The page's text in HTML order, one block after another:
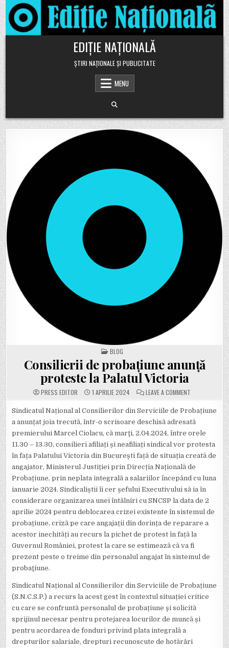
Skip to content
EDIȚIE NAȚIONALĂ
ȘTIRI NAȚIONALE ȘI PUBLICITATE
MENU
POSTED IN
BLOG
Consilierii de probațiune anunță
proteste la Palatul Victoria
PRESS EDITOR 1 APRILIE 2024 LEAVE A COMMENT ON
Sindicatul Național al Consilierilor din Serviciile de Probațiune
a anunțat joia trecută, într-o scrisoare deschisă adresată
premierului Marcel Ciolacu, că marţi, 2.04.2024, între orele
11.30 – 13.30, consilieri afiliați și neafiliați sindical vor protesta
în fața Palatului Victoria din București față de situația creată de
angajator, Ministerul Justiției prin Direcția Națională de
Probațiune, prin neplata integrală a salariilor începând cu luna
ianuarie 2024. Sindicaliștii îi cer șefului Executivului să ia în
considerare organizarea unei întâlniri cu SNCSP la data de 2
aprilie 2024 pentru deblocarea crizei existente în sistemul de
probațiune, criză pe care angajații din dorința de reparare a
acestor inechități au recurs la pichet de protest în față la
Guvernul României, protest la care se estimează că va fi
prezent peste o treime din personalul angajat în sistemul de
probaţiune.
Sindicatul Național al Consilierilor din Serviciile de Probațiune
(S.N.C.S.P.) a recurs la acest gest în contextul situației critice
cu care se confruntă personalul de probațiune şi solicită
sprijinul necesar pentru protejarea locurilor de muncă și
pentru acordarea de fonduri privind plata integrală a
drepturilor salariale, drepturi recunoscute de hotărâri